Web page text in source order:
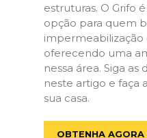
estruturas. O Grifo
opção para quem
impermeabilização
oferecendo uma
nessa área. Siga
neste artigo e faça
sua casa.
OBTENHA